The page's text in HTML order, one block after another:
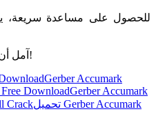
للحصول على مساعدة سريعة،
آمل أن يسير التنزيل والتثبيت بشكل جيد!
Gerber Accumark
DownloadGerber Accumark
Crackتحميل Gerber Accumark